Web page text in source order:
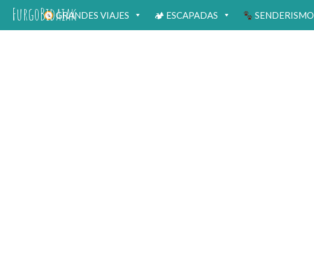
FurgoBidaiakGRANDES VIAJES 🏕 ESCAPADAS SENDERISMO